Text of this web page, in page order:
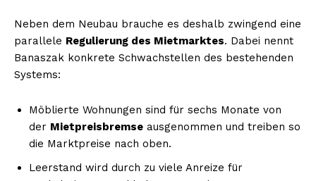
Neben dem Neubau brauche es deshalb zwingend eine
parallele Regulierung des Mietmarktes. Dabei nennt
Banaszak konkrete Schwachstellen des bestehenden
Systems:
Möblierte Wohnungen sind für sechs Monate von
der Mietpreisbremse ausgenommen und treiben so
die Marktpreise nach oben.
Leerstand wird durch zu viele Anreize für